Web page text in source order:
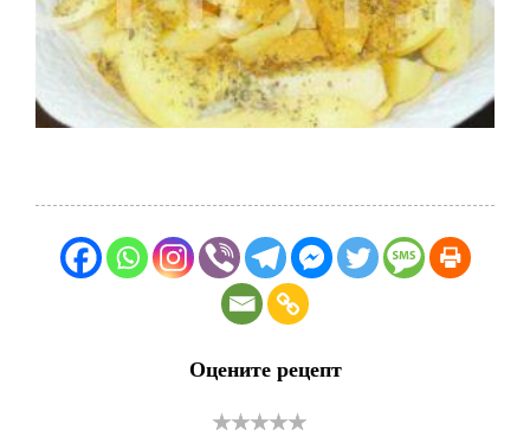
Оцените рецепт